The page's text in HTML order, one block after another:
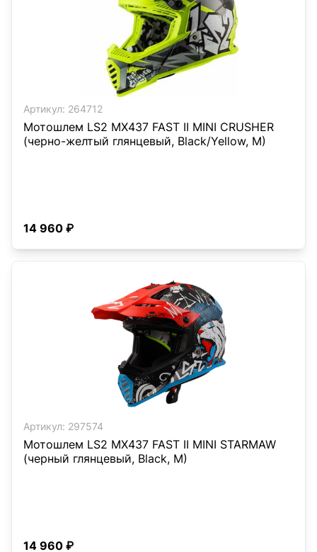
Артикул: 264712
Мотошлем LS2 MX437 FAST II MINI CRUSHER
(черно-желтый глянцевый, Black/Yellow, M)
14 960 ₽
Артикул: 297574
Мотошлем LS2 MX437 FAST II MINI STARMAW
(черный глянцевый, Black, M)
14 960 ₽